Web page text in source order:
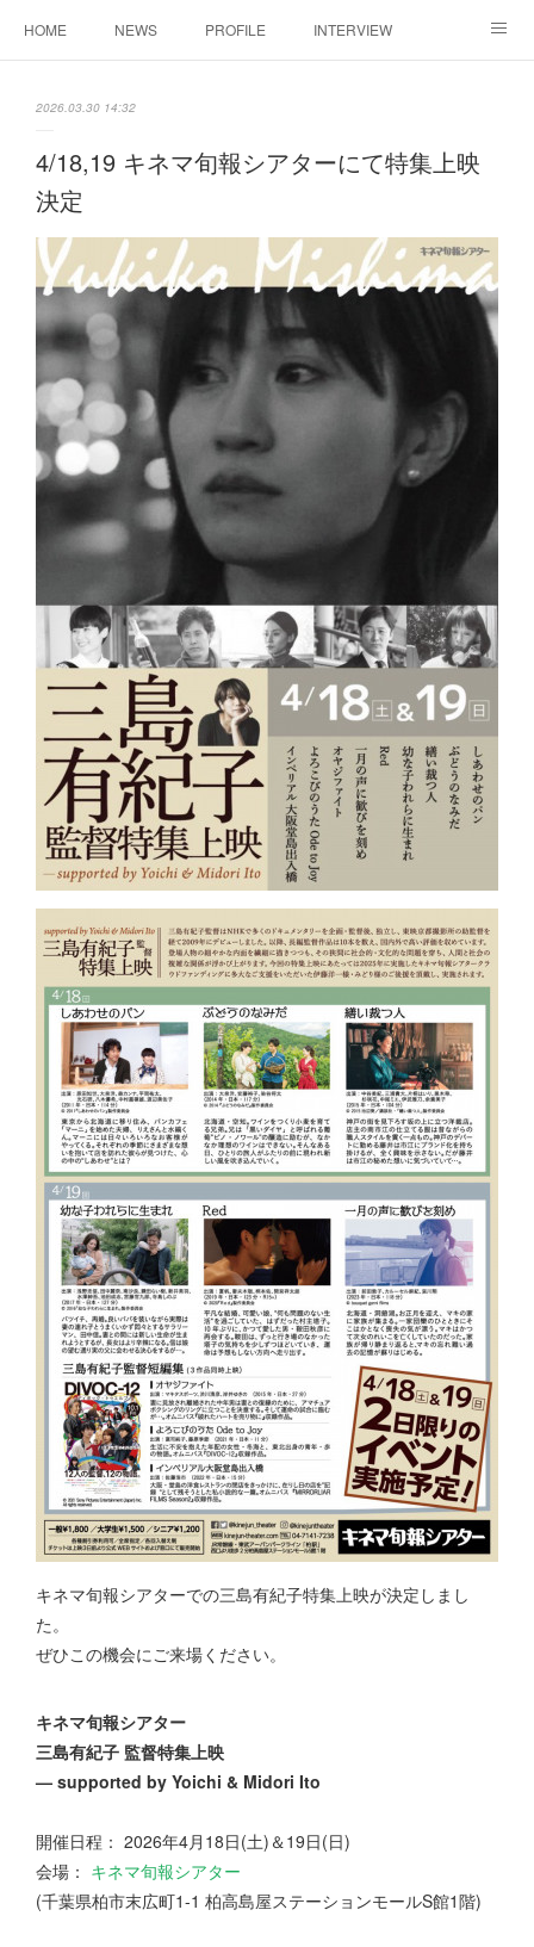
HOME NEWS PROFILE INTERVIEW
2026.03.30 14:32
4/18,19 キネマ旬報シアターにて特集上映
決定
キネマ旬報シアターでの三島有紀子特集上映が決定しまし
た。
ぜひこの機会にご来場ください。
キネマ旬報シアター
三島有紀子 監督特集上映
— supported by Yoichi & Midori Ito
開催日程： 2026年4月18日(土)＆19日(日)
会場： キネマ旬報シアター
(千葉県柏市末広町1-1 柏高島屋ステーションモールS館1階)